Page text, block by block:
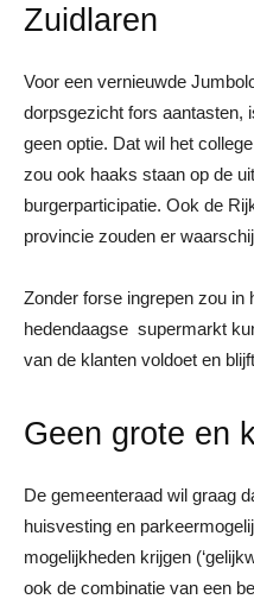
Zuidlaren
Voor een vernieuwde
dorpsgezicht fors aantasten,
geen optie. Dat wil het
zou ook haaks staan op de
burgerparticipatie. Ook de
provincie zouden er
Zonder forse ingrepen zou in
hedendaagse supermarkt
van de klanten voldoet en
Geen grote en
De gemeenteraad wil graag
huisvesting en
mogelijkheden krijgen
ook de combinatie van een